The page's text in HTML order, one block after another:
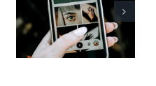
von
Augmented-
Reality-
Filtern in